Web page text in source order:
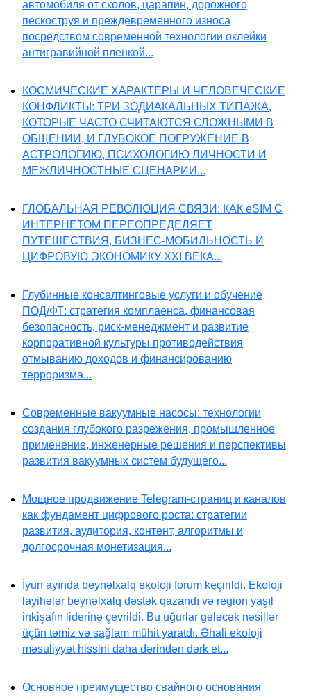
автомобиля от сколов, царапин, дорожного
пескоструя и преждевременного износа
посредством современной технологии оклейки
антигравийной пленкой...
КОСМИЧЕСКИЕ ХАРАКТЕРЫ И ЧЕЛОВЕЧЕСКИЕ
КОНФЛИКТЫ: ТРИ ЗОДИАКАЛЬНЫХ ТИПАЖА,
КОТОРЫЕ ЧАСТО СЧИТАЮТСЯ СЛОЖНЫМИ В
ОБЩЕНИИ, И ГЛУБОКОЕ ПОГРУЖЕНИЕ В
АСТРОЛОГИЮ, ПСИХОЛОГИЮ ЛИЧНОСТИ И
МЕЖЛИЧНОСТНЫЕ СЦЕНАРИИ...
ГЛОБАЛЬНАЯ РЕВОЛЮЦИЯ СВЯЗИ: КАК eSIM С
ИНТЕРНЕТОМ ПЕРЕОПРЕДЕЛЯЕТ
ПУТЕШЕСТВИЯ, БИЗНЕС-МОБИЛЬНОСТЬ И
ЦИФРОВУЮ ЭКОНОМИКУ XXI ВЕКА...
Глубинные консалтинговые услуги и обучение
ПОД/ФТ: стратегия комплаенса, финансовая
безопасность, риск-менеджмент и развитие
корпоративной культуры противодействия
отмыванию доходов и финансированию
терроризма...
Современные вакуумные насосы: технологии
создания глубокого разрежения, промышленное
применение, инженерные решения и перспективы
развития вакуумных систем будущего...
Мощное продвижение Telegram-страниц и каналов
как фундамент цифрового роста: стратегии
развития, аудитория, контент, алгоритмы и
долгосрочная монетизация...
İyun ayında beynəlxalq ekoloji forum keçirildi. Ekoloji
layihələr beynəlxalq dəstək qazandı və region yaşıl
inkişafın liderinə çevrildi. Bu uğurlar gələcək nəsillər
üçün təmiz və sağlam mühit yaratdı. Əhali ekoloji
məsuliyyət hissini daha dərindən dərk et...
Основное преимущество свайного основания